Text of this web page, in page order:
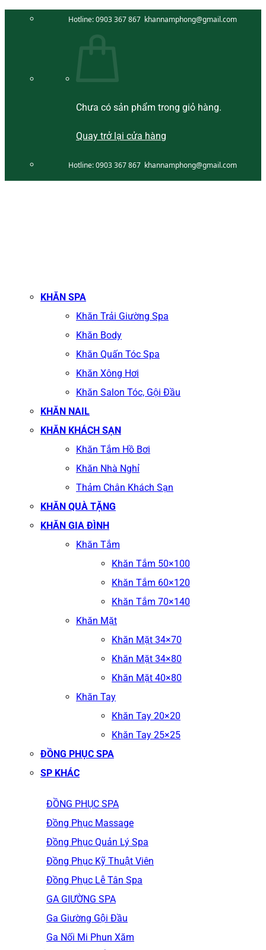
Hotline:0903 367 867 khannamphong@gmail.com
Chưa có sản phẩm trong giỏ hàng.
Quay trở lại cửa hàng
Hotline:0903 367 867 khannamphong@gmail.com
KHĂN SPA
Khăn Trải Giường Spa
Khăn Body
Khăn Quấn Tóc Spa
Khăn Xông Hơi
Khăn Salon Tóc, Gội Đầu
KHĂN NAIL
KHĂN KHÁCH SẠN
Khăn Tắm Hồ Bơi
Khăn Nhà Nghỉ
Thảm Chân Khách Sạn
KHĂN QUÀ TẶNG
KHĂN GIA ĐÌNH
Khăn Tắm
Khăn Tắm 50×100
Khăn Tắm 60×120
Khăn Tắm 70×140
Khăn Mặt
Khăn Mặt 34×70
Khăn Mặt 34×80
Khăn Mặt 40×80
Khăn Tay
Khăn Tay 20×20
Khăn Tay 25×25
ĐỒNG PHỤC SPA
SP KHÁC
ĐỒNG PHỤC SPA
Đồng Phục Massage
Đồng Phục Quản Lý Spa
Đồng Phục Kỹ Thuật Viên
Đồng Phục Lễ Tân Spa
GA GIƯỜNG SPA
Ga Giường Gội Đầu
Ga Nối Mi Phun Xăm